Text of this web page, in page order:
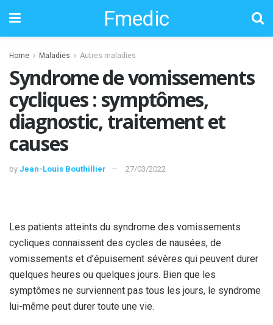
Fmedic
Home Maladies Autres maladies
Syndrome de vomissements
cycliques : symptômes,
diagnostic, traitement et
causes
by Jean-Louis Bouthillier 27/03/2022
Les patients atteints du syndrome des vomissements
cycliques connaissent des cycles de nausées, de
vomissements et d’épuisement sévères qui peuvent durer
quelques heures ou quelques jours. Bien que les
symptômes ne surviennent pas tous les jours, le syndrome
lui-même peut durer toute une vie.